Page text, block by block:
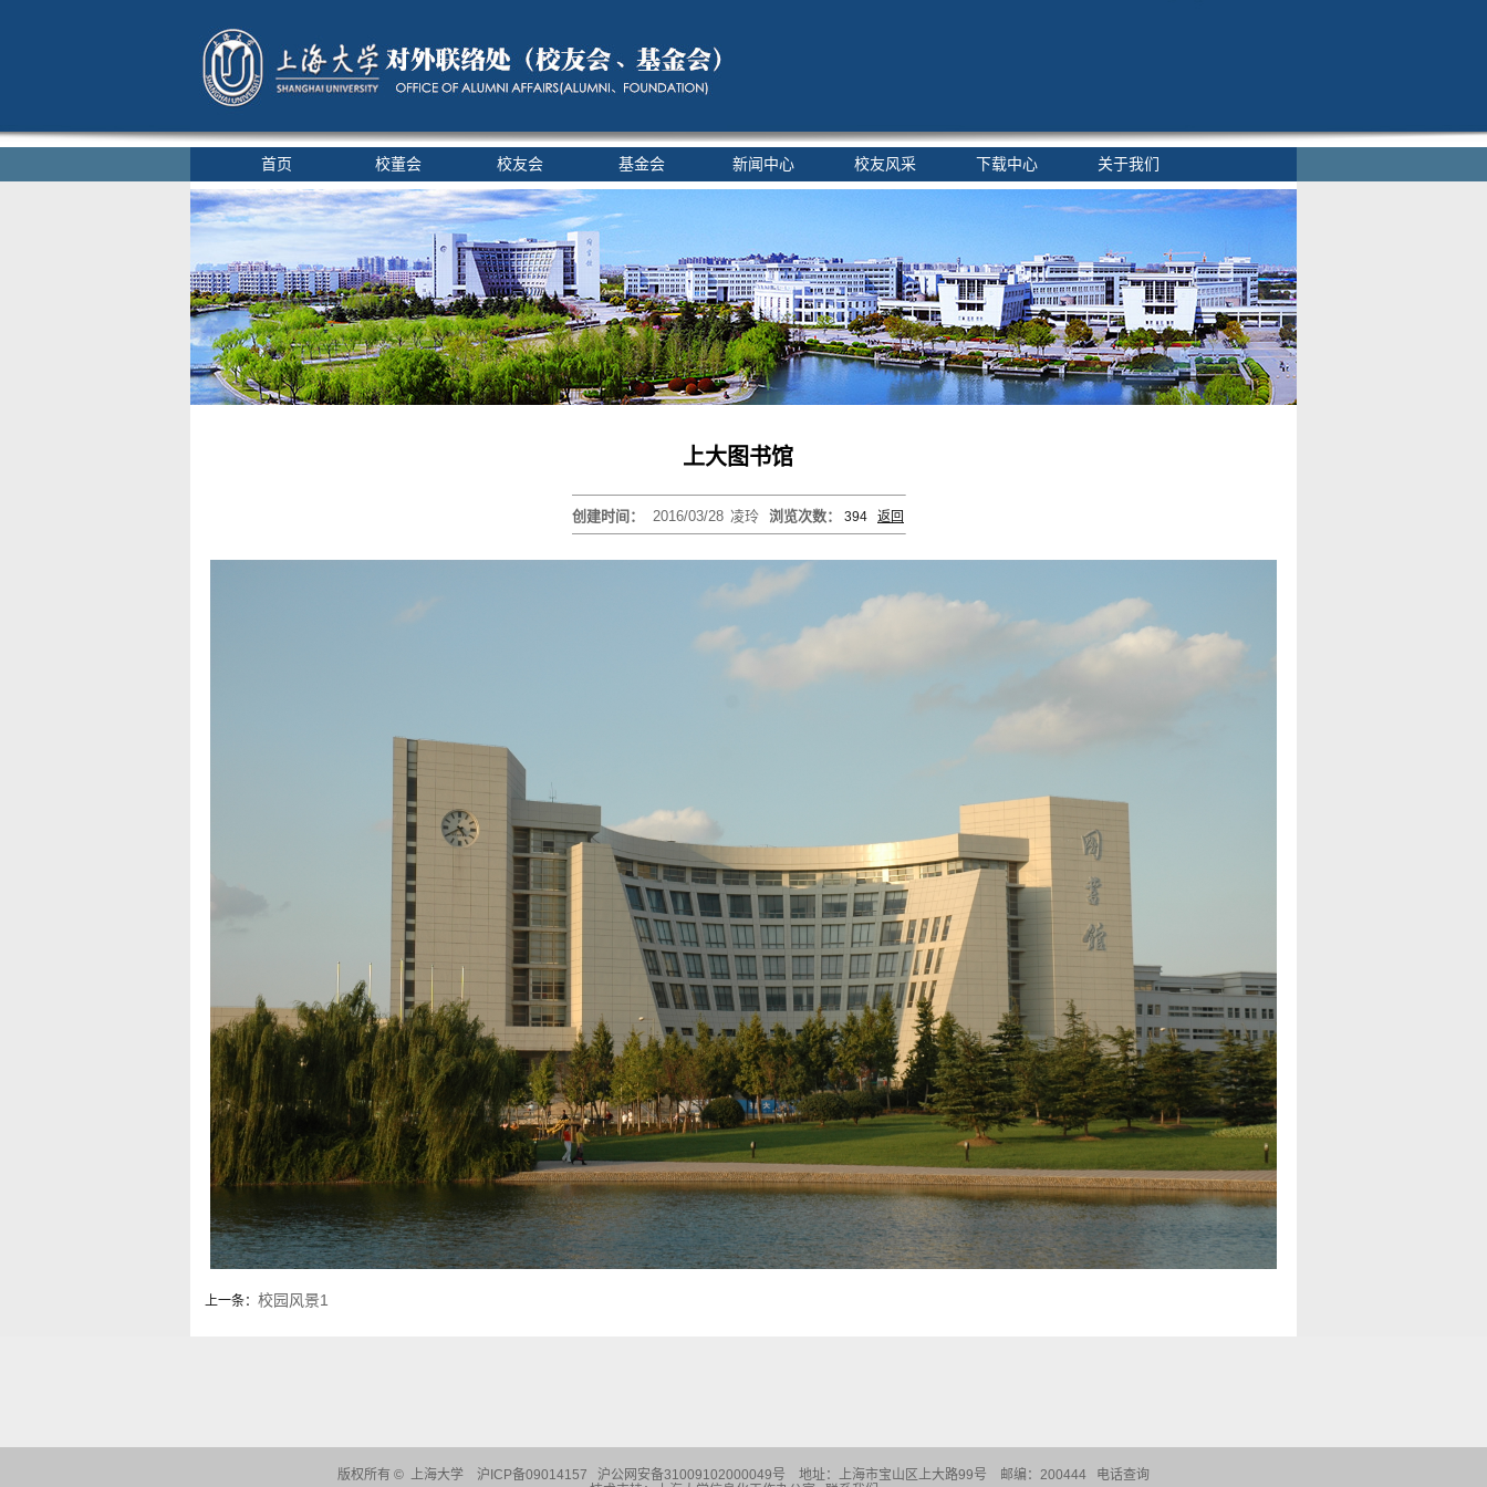
首页 校董会 校友会 基金会 新闻中心 校友风采 下载中心 关于我们
上大图书馆
创建时间： 2016/03/28 凌玲 浏览次数： 394 返回
上一条： 校园风景1
版权所有 © 上海大学 沪ICP备09014157 沪公网安备31009102000049号 地址： 上海市宝山区上大路99号 邮编：200444 电话查询